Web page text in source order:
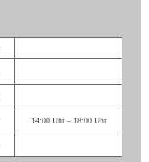
14:00 Uhr – 18:00 Uhr